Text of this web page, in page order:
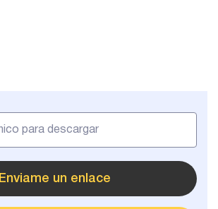
Enviame un enlace